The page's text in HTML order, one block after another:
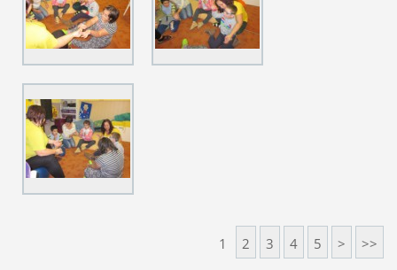
1 2 3 4 5 > >>